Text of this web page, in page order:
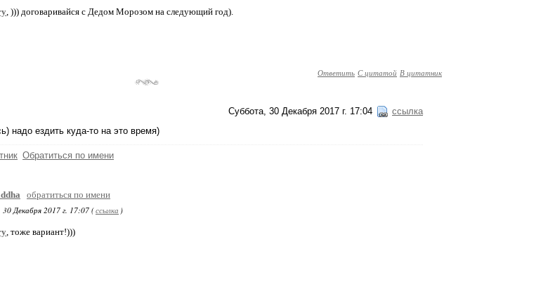
, ))) договаривайся с Дедом Морозом на следующий год).
Ответить С цитатой В цитатник
Суббота, 30 Декабря 2017 г. 17:04 ссылка
надо ездить куда-то на это время)
Обратиться по имени
обратиться по имени
Декабря 2017 г. 17:07 (ссылка )
, тоже вариант!)))